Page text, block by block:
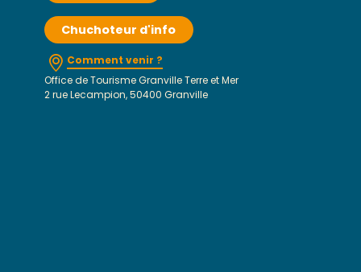
Chuchoteur d'info
Comment venir ?
Office de Tourisme Granville Terre et Mer
2 rue Lecampion, 50400 Granville